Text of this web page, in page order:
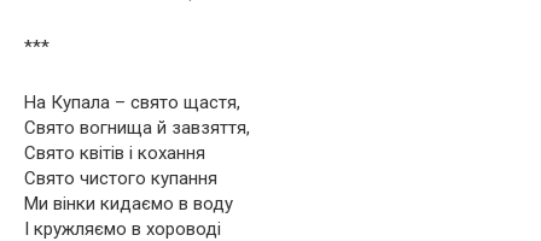
***
На Купала – свято щастя,
Свято вогнища й завзяття,
Свято квітів і кохання
Свято чистого купання
Ми вінки кидаємо в воду
І кружляємо в хороводі